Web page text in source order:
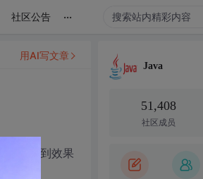
社区公告 ...
才能达到效果
用AI写文章
Java
51,408
社区成员